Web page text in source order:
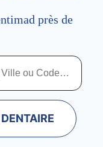
près de
près de
de chez vous